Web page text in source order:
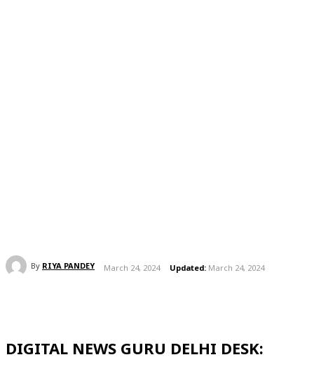
By RIYA PANDEY March 24, 2024 Updated: March 24, 2024
DIGITAL NEWS GURU DELHI DESK: